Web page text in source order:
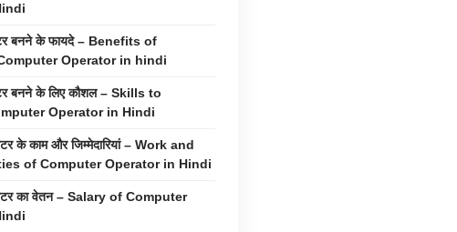
बनने के फायदे – Benefits of
Operator in hindi
बनने के लिए कौशल – Skills to
Operator in Hindi
के काम और जिम्मेदारियां – Work and
of Computer Operator in Hindi
का वेतन – Salary of Computer